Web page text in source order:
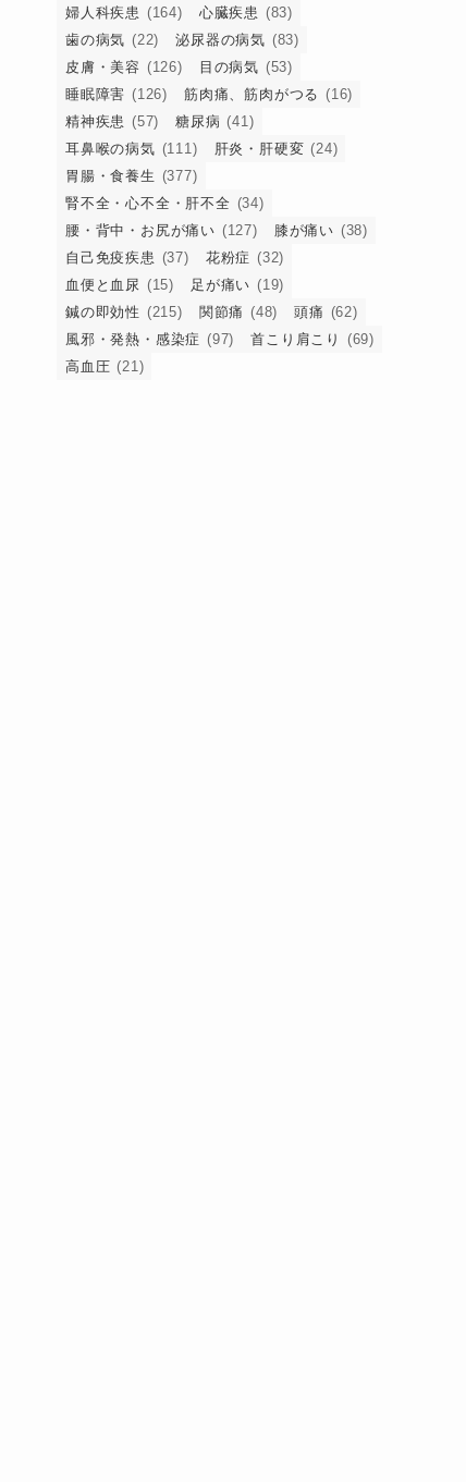
婦人科疾患 (164) 心臓疾患 (83)
歯の病気 (22) 泌尿器の病気 (83)
皮膚・美容 (126) 目の病気 (53)
睡眠障害 (126) 筋肉痛、筋肉がつる (16)
精神疾患 (57) 糖尿病 (41)
耳鼻喉の病気 (111) 肝炎・肝硬変 (24)
胃腸・食養生 (377)
腎不全・心不全・肝不全 (34)
腰・背中・お尻が痛い (127) 膝が痛い (38)
自己免疫疾患 (37) 花粉症 (32)
血便と血尿 (15) 足が痛い (19)
鍼の即効性 (215) 関節痛 (48) 頭痛 (62)
風邪・発熱・感染症 (97) 首こり肩こり
(69)
高血圧 (21)